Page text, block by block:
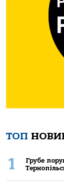
ТОП
1
Грубе